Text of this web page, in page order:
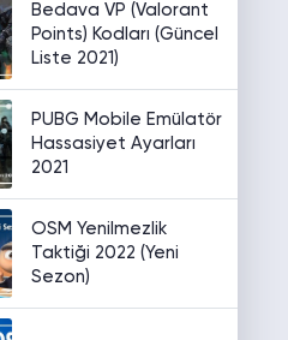
Bedava VP (Valorant
Points) Kodları (Güncel
Liste 2021)
PUBG Mobile Emülatör
Hassasiyet Ayarları
2021
OSM Yenilmezlik
Taktiği 2022 (Yeni
Sezon)